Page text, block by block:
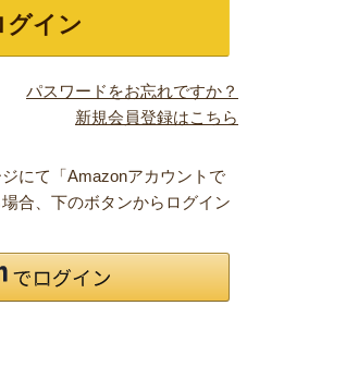
パスワードをお忘れですか？
新規会員登録はこちら
にて「Amazonアカウントで
合、下のボタンからログイン